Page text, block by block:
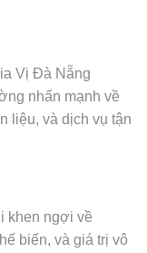
Vị Đà Nẵng
nhấn mạnh về
liệu, và dịch vụ tận
khen ngợi về
biến, và giá trị vô